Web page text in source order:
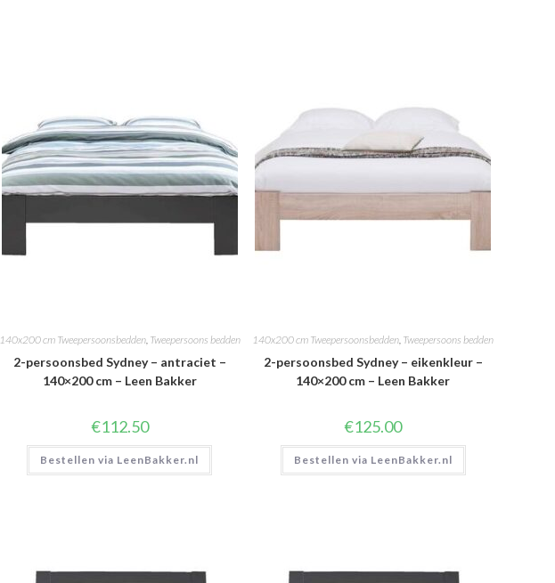
140x200 cm Tweepersoonsbedden, Tweepersoons bedden
2-persoonsbed Sydney – antraciet –
140×200 cm – Leen Bakker
€112.50
Bestellen via LeenBakker.nl
140x200 cm Tweepersoonsbedden, Tweepersoons bedden
2-persoonsbed Sydney – eikenkleur –
140×200 cm – Leen Bakker
€125.00
Bestellen via LeenBakker.nl